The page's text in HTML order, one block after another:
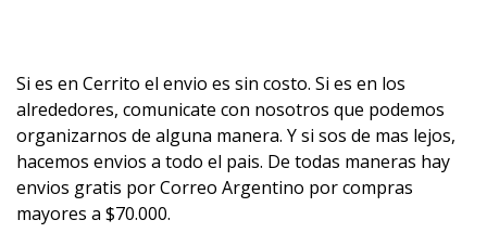
Si es en Cerrito el envio es sin costo. Si es en los
alrededores, comunicate con nosotros que podemos
organizarnos de alguna manera. Y si sos de mas lejos,
hacemos envios a todo el pais. De todas maneras hay
envios gratis por Correo Argentino por compras
mayores a $70.000.